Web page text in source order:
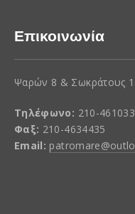
Επικοινωνία
Ψαρών 8 & Σωκράτους
Τηλέφωνο: 210-
Φαξ: 210-4634435
Email: